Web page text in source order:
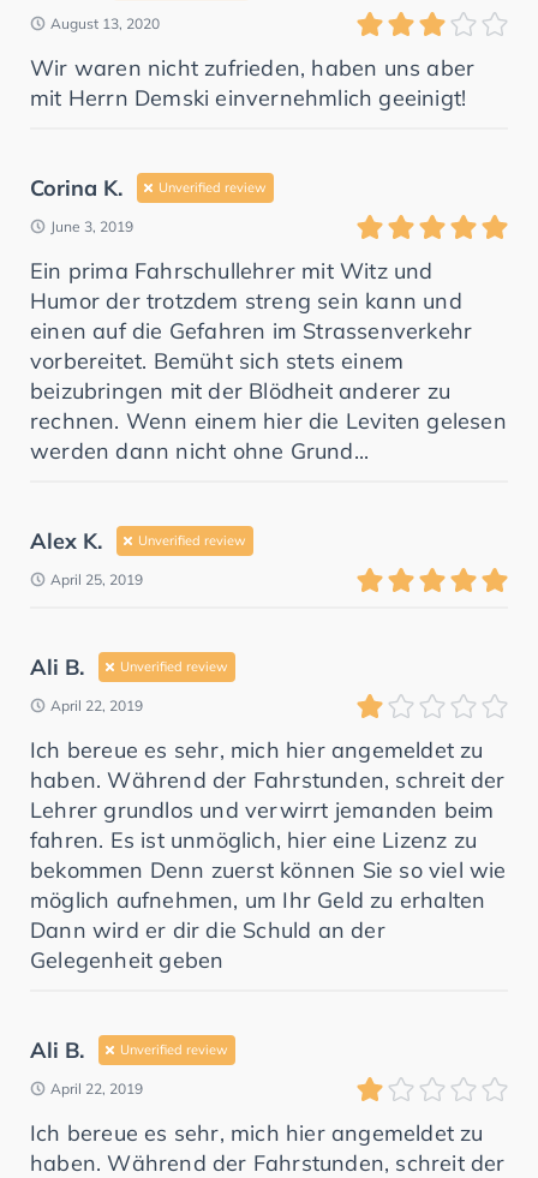
August 13, 2020
Wir waren nicht zufrieden, haben uns aber
mit Herrn Demski einvernehmlich geeinigt!
Corina K. Unverified review
June 3, 2019
Ein prima Fahrschullehrer mit Witz und
Humor der trotzdem streng sein kann und
einen auf die Gefahren im Strassenverkehr
vorbereitet. Bemüht sich stets einem
beizubringen mit der Blödheit anderer zu
rechnen. Wenn einem hier die Leviten gelesen
werden dann nicht ohne Grund...
Alex K. Unverified review
April 25, 2019
Ali B. Unverified review
April 22, 2019
Ich bereue es sehr, mich hier angemeldet zu
haben. Während der Fahrstunden, schreit der
Lehrer grundlos und verwirrt jemanden beim
fahren. Es ist unmöglich, hier eine Lizenz zu
bekommen Denn zuerst können Sie so viel wie
möglich aufnehmen, um Ihr Geld zu erhalten
Dann wird er dir die Schuld an der
Gelegenheit geben
Ali B. Unverified review
April 22, 2019
Ich bereue es sehr, mich hier angemeldet zu
haben. Während der Fahrstunden, schreit der